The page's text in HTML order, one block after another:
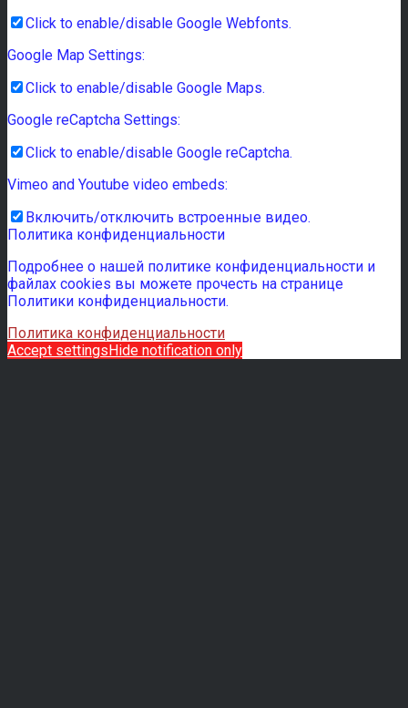
Click to enable/disable Google Webfonts.
Google Map Settings:
Click to enable/disable Google Maps.
Google reCaptcha Settings:
Click to enable/disable Google reCaptcha.
Vimeo and Youtube video embeds:
Включить/отключить встроенные видео.
Политика конфиденциальности
Подробнее о нашей политике конфиденциальности и
файлах cookies вы можете прочесть на странице
Политики конфиденциальности.
Политика конфиденциальности
Accept settingsHide notification only